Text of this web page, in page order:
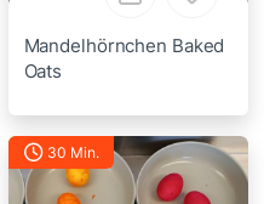
Mandelhörnchen Baked
Oats
30 Min.